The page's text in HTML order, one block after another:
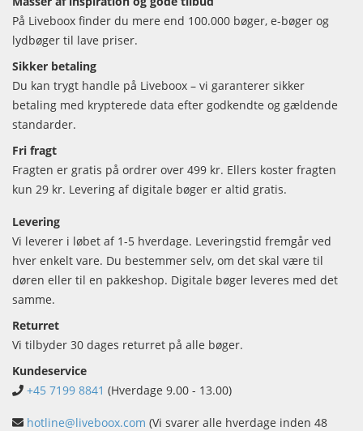
På Liveboox finder du mere end 100.000 bøger, e-bøger og
lydbøger til lave priser.
Sikker betaling
Du kan trygt handle på Liveboox – vi garanterer sikker
betaling med krypterede data efter godkendte og gældende
standarder.
Fri fragt
Fragten er gratis på ordrer over 499 kr. Ellers koster fragten
kun 29 kr. Levering af digitale bøger er altid gratis.
Levering
Vi leverer i løbet af 1-5 hverdage. Leveringstid fremgår ved
hver enkelt vare. Du bestemmer selv, om det skal være til
døren eller til en pakkeshop. Digitale bøger leveres med det
samme.
Returret
Vi tilbyder 30 dages returret på alle bøger.
Kundeservice
+45 7199 8841 (Hverdage 9.00 - 13.00)
hotline@liveboox.com (Vi svarer alle hverdage inden 48